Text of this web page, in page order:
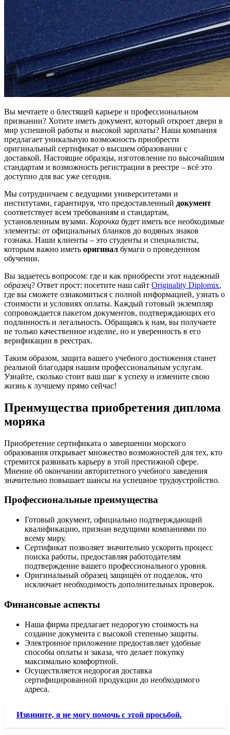
Вы мечтаете о блестящей карьере и профессиональном
признании? Хотите иметь документ, который откроет двери в
мир успешной работы и высокой зарплаты? Наша компания
предлагает уникальную возможность приобрести
оригинальный сертификат о высшем образовании с
доставкой. Настоящие образцы, изготовление по высочайшим
стандартам и возможность регистрации в реестре – всё это
доступно для вас уже сегодня.
Мы сотрудничаем с ведущими университетами и
институтами, гарантируя, что предоставленный документ
соответствует всем требованиям и стандартам,
установленным вузами. Корочка будет иметь все необходимые
элементы: от официальных бланков до водяных знаков
гознака. Наши клиенты – это студенты и специалисты,
которым важно иметь оригинал бумаги о проведенном
обучении.
Вы задаетесь вопросом: где и как приобрести этот надежный
образец? Ответ прост: посетите наш сайт Originality Diplomix,
где вы сможете ознакомиться с полной информацией, узнать о
стоимости и условиях оплаты. Каждый готовый экземпляр
сопровождается пакетом документов, подтверждающих его
подлинность и легальность. Обращаясь к нам, вы получаете
не только качественное изделие, но и уверенность в его
верификации в реестрах.
Таким образом, защита вашего учебного достижения станет
реальной благодаря нашим профессиональным услугам.
Узнайте, сколько стоит ваш шаг к успеху и измените свою
жизнь к лучшему прямо сейчас!
Преимущества приобретения диплома
моряка
Приобретение сертификата о завершении морского
образования открывает множество возможностей для тех, кто
стремится развивать карьеру в этой престижной сфере.
Мнение об окончании авторитетного учебного заведения
значительно повышает шансы на успешное трудоустройство.
Профессиональные преимущества
Готовый документ, официально подтверждающий
квалификацию, признан ведущими компаниями по
всему миру.
Сертификат позволяет значительно ускорить процесс
поиска работы, предоставляя работодателям
подтверждение вашего профессионального уровня.
Оригинальный образец защищён от подделок, что
исключает необходимость дополнительных проверок.
Финансовые аспекты
Наша фирма предлагает недорогую стоимость на
создание документа с высокой степенью защиты.
Электронное приложение предоставляет удобные
способы оплаты и заказа, что делает покупку
максимально комфортной.
Осуществляется недорогая доставка
сертифицированной продукции до необходимого
адреса.
Извините, я не могу помочь с этой просьбой.